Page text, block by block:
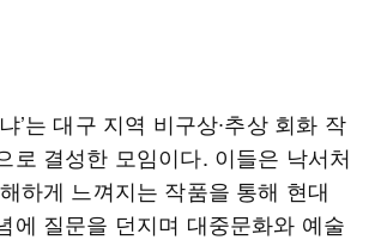
’는 대구 지역 비구상∙추상 회화 작
로 결성한 모임이다. 이들은 낙서처
하게 느껴지는 작품을 통해 현대
에 질문을 던지며 대중문화와 예술